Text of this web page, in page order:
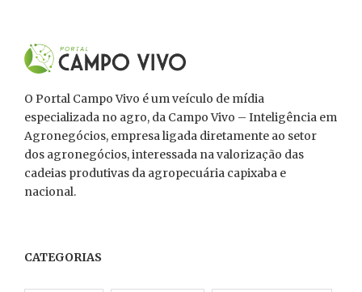
O Portal Campo Vivo é um veículo de mídia
especializada no agro, da Campo Vivo – Inteligência em
Agronegócios, empresa ligada diretamente ao setor
dos agronegócios, interessada na valorização das
cadeias produtivas da agropecuária capixaba e
nacional.
CATEGORIAS